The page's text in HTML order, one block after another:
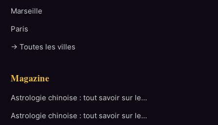
Marseille
Paris
→ Toutes les villes
Magazine
Astrologie chinoise : tout savoir sur le…
Astrologie chinoise : tout savoir sur le…